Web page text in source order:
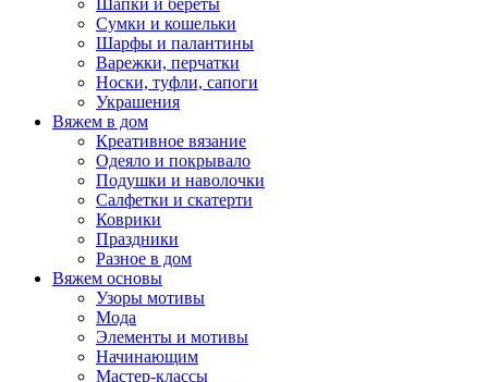
Шапки и береты
Сумки и кошельки
Шарфы и палантины
Варежки, перчатки
Носки, туфли, сапоги
Украшения
Вяжем в дом
Креативное вязание
Одеяло и покрывало
Подушки и наволочки
Салфетки и скатерти
Коврики
Праздники
Разное в дом
Вяжем основы
Узоры мотивы
Мода
Элементы и мотивы
Начинающим
Мастер-классы